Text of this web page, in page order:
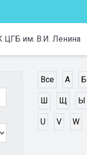
ЦГБ им. В.И. Ленина
Все А Б
Ш Щ Ы
U V W